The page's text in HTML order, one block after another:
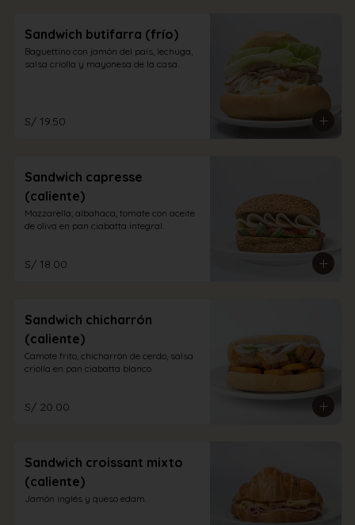
Sandwich butifarra (frío)
Baguettino con jamón del país, lechuga,
salsa criolla y mayonesa de la casa.
S/ 19.50
Sandwich capresse
(caliente)
Mozzarella, albahaca, tomate con aceite
de oliva en pan ciabatta integral.
S/ 18.00
Sandwich chicharrón
(caliente)
Camote frito, chicharrón de cerdo, salsa
criolla en pan ciabatta blanco
S/ 20.00
Sandwich croissant mixto
(caliente)
Jamón inglés y queso edam.